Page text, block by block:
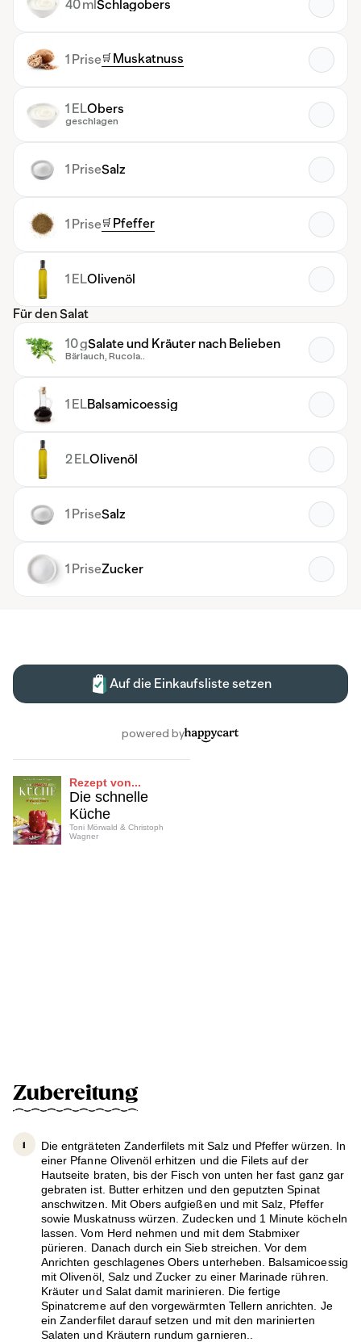
Rezept von...
Die schnelle
Küche
Toni Mörwald & Christoph
Wagner
Zubereitung
Die entgräteten Zanderfilets mit Salz und Pfeffer würzen. In
einer Pfanne Olivenöl erhitzen und die Filets auf der
Hautseite braten, bis der Fisch von unten her fast ganz gar
gebraten ist. Butter erhitzen und den geputzten Spinat
anschwitzen. Mit Obers aufgießen und mit Salz, Pfeffer
sowie Muskatnuss würzen. Zudecken und 1 Minute köcheln
lassen. Vom Herd nehmen und mit dem Stabmixer
pürieren. Danach durch ein Sieb streichen. Vor dem
Anrichten geschlagenes Obers unterheben. Balsamicoessig
mit Olivenöl, Salz und Zucker zu einer Marinade rühren.
Kräuter und Salat damit marinieren. Die fertige
Spinatcreme auf den vorgewärmten Tellern anrichten. Je
ein Zanderfilet darauf setzen und mit den marinierten
Salaten und Kräutern rundum garnieren..